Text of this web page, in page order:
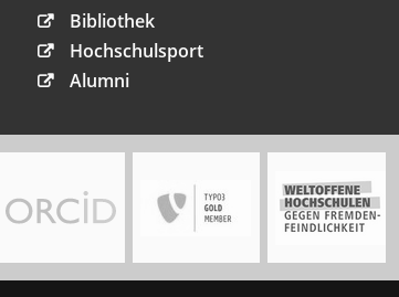
Bibliothek
Hochschulsport
Alumni